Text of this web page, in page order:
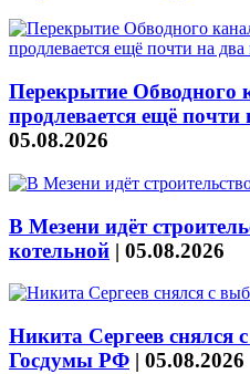
Перекрытие Обводного
продлевается ещё почти
05.08.2026
В Мезени идёт
котельной | 05.08.2026
Никита Сергеев снялся
Госдумы РФ | 05.08.2026